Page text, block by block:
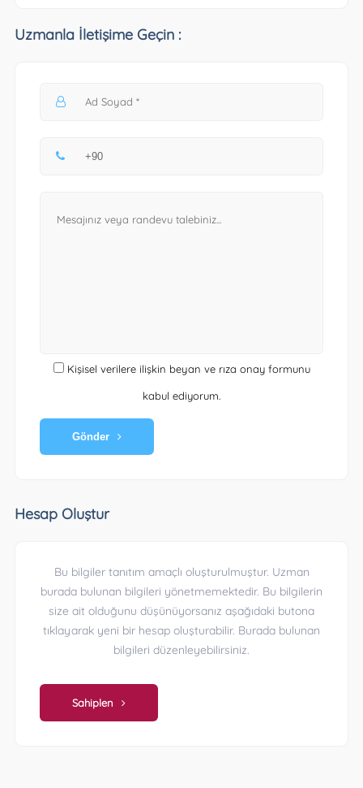
Uzmanla İletişime Geçin :
Kişisel verilere ilişkin beyan ve rıza onay formunu
kabul ediyorum.
Gönder
Hesap Oluştur
Bu bilgiler tanıtım amaçlı oluşturulmuştur. Uzman
burada bulunan bilgileri yönetmemektedir. Bu bilgilerin
size ait olduğunu düşünüyorsanız aşağıdaki butona
tıklayarak yeni bir hesap oluşturabilir. Burada bulunan
bilgileri düzenleyebilirsiniz.
Sahiplen